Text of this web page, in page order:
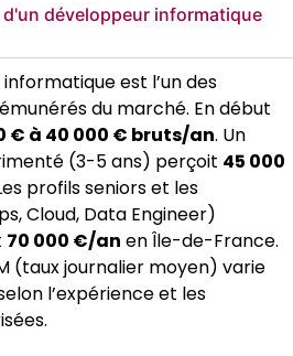
d'un développeur informatique
est l’un des
du marché. En début
€ à 40 000 € bruts/an. Un
(3-5 ans) perçoit 45 000
profils seniors et les
Cloud, Data Engineer)
70 000 €/an en Île-de-France.
(taux journalier moyen) varie
l’expérience et les